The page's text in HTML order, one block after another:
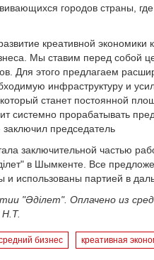
городов страны,
креативной экономики
Мы ставим перед собой
Для этого предлагаем
инфраструктуру и
станет постоянной
системно прорабатывать
- заключил председатель
заключительной частью
в Шымкенте. Все
и использованы партией в
"Әділет". Оплачено из
Н.Т.
бизнес креативная